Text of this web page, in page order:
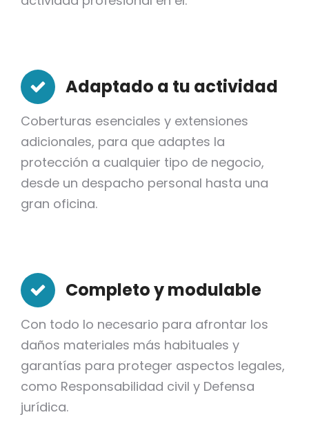
Adaptado a tu actividad
Coberturas esenciales y extensiones
adicionales, para que adaptes la
protección a cualquier tipo de negocio,
desde un despacho personal hasta una
gran oficina.
Completo y modulable
Con todo lo necesario para afrontar los
daños materiales más habituales y
garantías para proteger aspectos legales,
como Responsabilidad civil y Defensa
jurídica.